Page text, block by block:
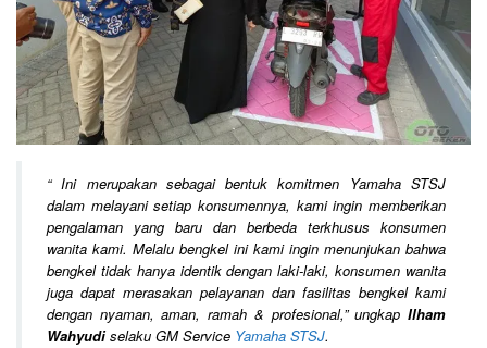
“Ini merupakan sebagai bentuk komitmen Yamaha STSJ
dalam melayani setiap konsumennya, kami ingin memberikan
pengalaman yang baru dan berbeda terkhusus konsumen
wanita kami. Melalu bengkel ini kami ingin menunjukan bahwa
bengkel tidak hanya identik dengan laki-laki, konsumen wanita
juga dapat merasakan pelayanan dan fasilitas bengkel kami
dengan nyaman, aman, ramah & profesional,” ungkapIlham
Wahyudiselaku GM Service Yamaha STSJ.